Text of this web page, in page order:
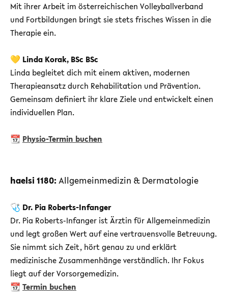
Mit ihrer Arbeit im österreichischen Volleyballverband
und Fortbildungen bringt sie stets frisches Wissen in die
Therapie ein.
💛 Linda Korak, BSc BSc
Linda begleitet dich mit einem aktiven, modernen
Therapieansatz durch Rehabilitation und Prävention.
Gemeinsam definiert ihr klare Ziele und entwickelt einen
individuellen Plan.
📆 Physio-Termin buchen
haelsi 1180:Allgemeinmedizin & Dermatologie
🩺 Dr. Pia Roberts-Infanger
Dr. Pia Roberts-Infanger ist Ärztin für Allgemeinmedizin
und legt großen Wert auf eine vertrauensvolle Betreuung.
Sie nimmt sich Zeit, hört genau zu und erklärt
medizinische Zusammenhänge verständlich. Ihr Fokus
liegt auf der Vorsorgemedizin.
📆 Termin buchen